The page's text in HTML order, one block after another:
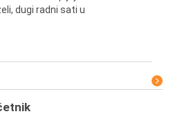
dugi radni sati u